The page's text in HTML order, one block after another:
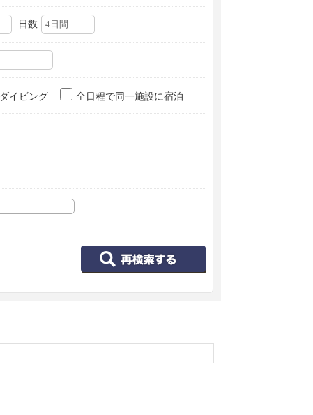
日数
ダイビング 全日程で同一施設に宿泊